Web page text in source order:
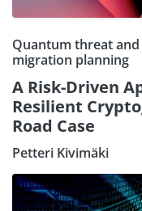
Quantum threat
migration planning
A Risk-Driven
Resilient
Road Case
Petteri Kivimäki